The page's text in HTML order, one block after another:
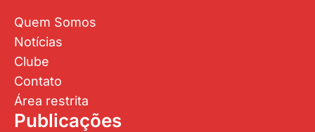
Quem Somos
Notícias
Clube
Contato
Área restrita
Publicações